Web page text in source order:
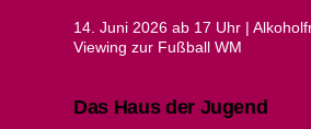
14. Juni 2026 ab 17 Uhr |
Viewing zur Fußball WM
Das Haus der Jugend